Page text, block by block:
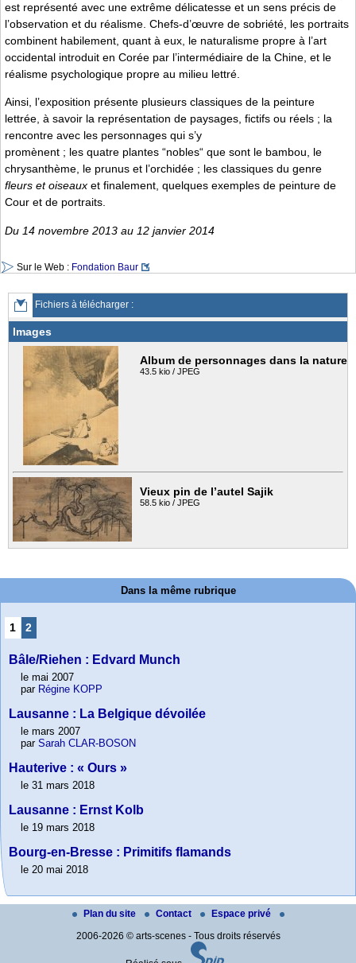
est représenté avec une extrême délicatesse et un sens précis de
l’observation et du réalisme. Chefs-d’œuvre de sobriété, les portraits
combinent habilement, quant à eux, le naturalisme propre à l’art
occidental introduit en Corée par l’intermédiaire de la Chine, et le
réalisme psychologique propre au milieu lettré.
Ainsi, l’exposition présente plusieurs classiques de la peinture
lettrée, à savoir la représentation de paysages, fictifs ou réels ; la
rencontre avec les personnages qui s’y
promènent ; les quatre plantes “nobles“ que sont le bambou, le
chrysanthème, le prunus et l’orchidée ; les classiques du genre
fleurs et oiseaux et finalement, quelques exemples de peinture de
Cour et de portraits.
Du 14 novembre 2013 au 12 janvier 2014
Sur le Web : Fondation Baur
Fichiers à télécharger :
Images
Album de personnages dans la nature
43.5 kio / JPEG
Vieux pin de l’autel Sajik
58.5 kio / JPEG
Dans la même rubrique
1 2
Bâle/Riehen : Edvard Munch
le mai 2007
par Régine KOPP
Lausanne : La Belgique dévoilée
le mars 2007
par Sarah CLAR-BOSON
Hauterive : « Ours »
le 31 mars 2018
Lausanne : Ernst Kolb
le 19 mars 2018
Bourg-en-Bresse : Primitifs flamands
le 20 mai 2018
Plan du site Contact
Espace privé
2006-2026 © arts-scenes - Tous droits réservés